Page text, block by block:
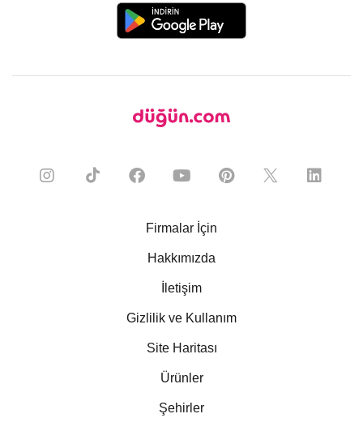
Firmalar İçin
Hakkımızda
İletişim
Gizlilik ve Kullanım
Site Haritası
Ürünler
Şehirler